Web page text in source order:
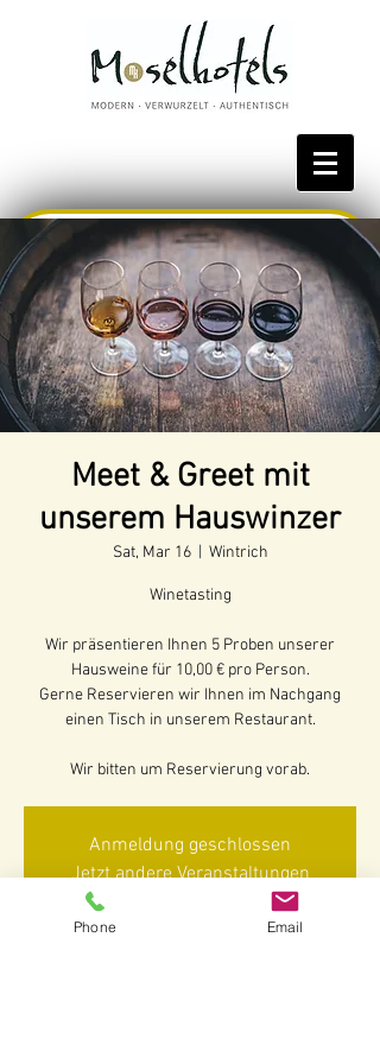
Bestpreis reservieren
Meet & Greet mit
unserem Hauswinzer
Sat, Mar 16
  |
Wintrich
Winetasting
Wir präsentieren Ihnen 5 Proben unserer
Hausweine für 10,00 € pro Person.
Gerne Reservieren wir Ihnen im Nachgang
einen Tisch in unserem Restaurant.
Wir bitten um Reservierung vorab.
Anmeldung geschlossen
Jetzt andere Veranstaltungen
Phone Email